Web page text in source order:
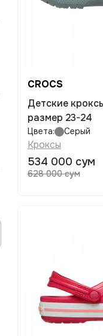
CROCS
Детские кроксы CROCS Cl Denim
размер 23-24
Цвета: Серый
Кроксы
534 000 сум
628 000 сум